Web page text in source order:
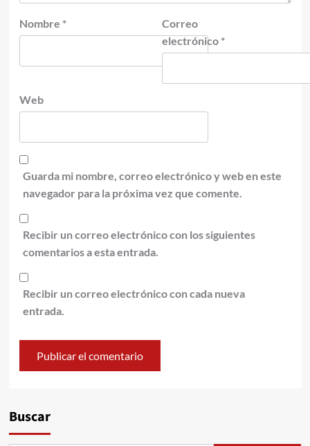
Nombre *
Correo
electrónico *
Web
Guarda mi nombre, correo electrónico y web en este
navegador para la próxima vez que comente.
Recibir un correo electrónico con los siguientes
comentarios a esta entrada.
Recibir un correo electrónico con cada nueva
entrada.
Buscar